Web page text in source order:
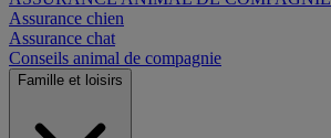
Assurance chien
Assurance chat
Conseils animal de compagnie
Famille et loisirs